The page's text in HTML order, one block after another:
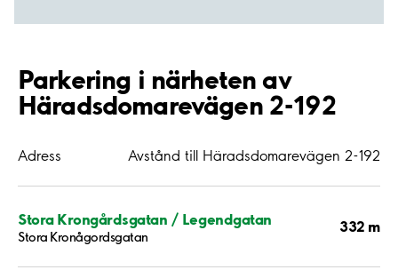
Parkering i närheten av
Häradsdomarevägen 2-192
Adress Avstånd till Häradsdomarevägen 2-192
Stora Krongårdsgatan / Legendgatan
Stora Kronågordsgatan
332 m